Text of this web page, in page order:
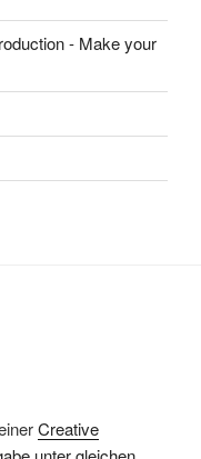
- Make your
Creative